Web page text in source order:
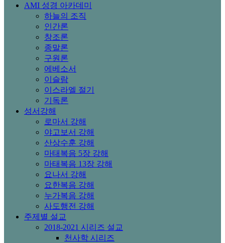
AMI 성경 아카데미
하늘의 조직
인간론
창조론
종말론
구원론
에베소서
이슬람
이스라엘 절기
기독론
성서강해
로마서 강해
야고보서 강해
산상수훈 강해
마태복음 5장 강해
마태복음 13장 강해
요나서 강해
요한복음 강해
누가복음 강해
사도행전 강해
주제별 설교
2018-2021 시리즈 설교
천사학 시리즈